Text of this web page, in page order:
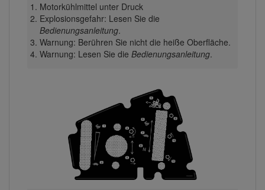
Motorkühlmittel unter Druck
Explosionsgefahr: Lesen Sie die
Bedienungsanleitung.
Warnung: Berühren Sie nicht die heiße Oberfläche.
Warnung: Lesen Sie die Bedienungsanleitung.